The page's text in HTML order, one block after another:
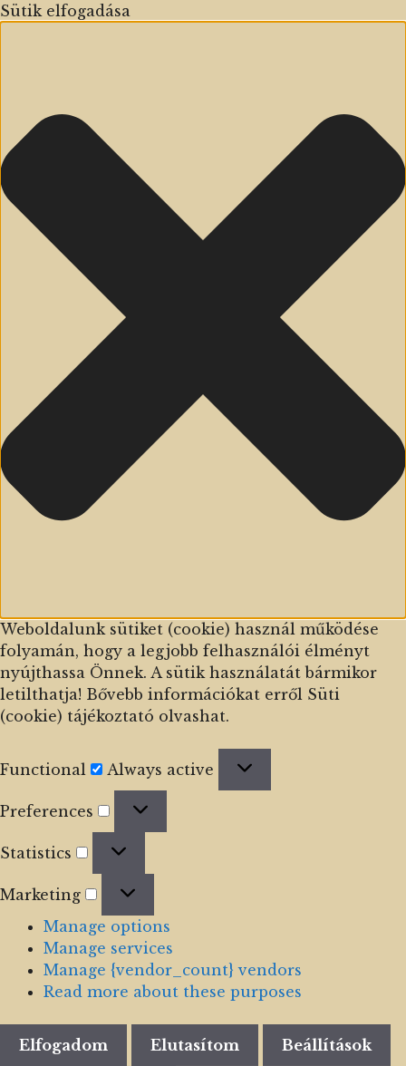
Sütik elfogadása
Weboldalunk sütiket (cookie) használ működése
folyamán, hogy a legjobb felhasználói élményt
nyújthassa Önnek. A sütik használatát bármikor
letilthatja! Bővebb információkat erről Süti
(cookie) tájékoztató olvashat.
Functional
Functional
Always active
Preferences
Statistics
Marketing
Manage options
Manage services
Manage {vendor_count} vendors
Read more about these purposes
Elfogadom Elutasítom Beállítások